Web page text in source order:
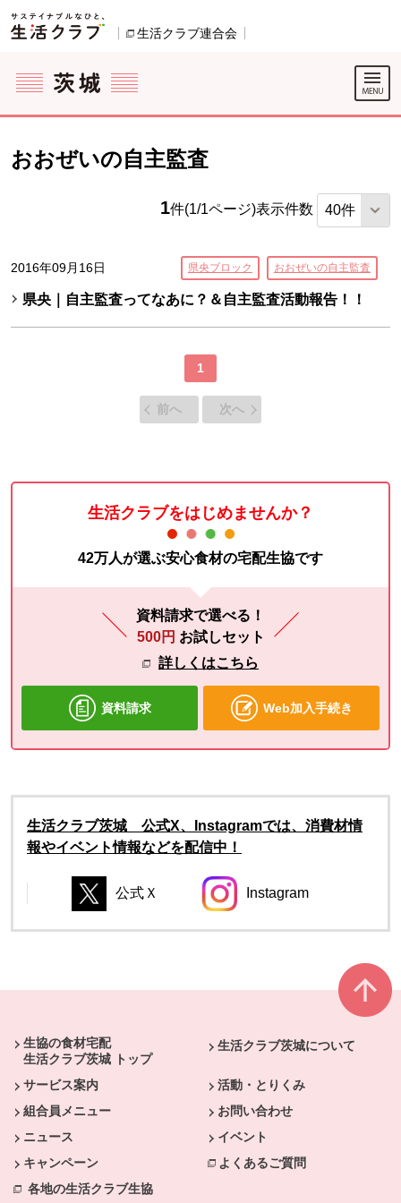
ページの先頭です。
生活クラブ連合会
ここからサイト内共通メニューです。
サイト内共通メニューをスキップする
サイト内共通メニューここまで。
おおぜいの自主監査
1件(1/1ページ)表示件数
2016年09月16日 県央ブロック おおぜいの自主監査
県央｜自主監査ってなあに？＆自主監査活動報告！！
1
前へ 次へ
生活クラブをはじめませんか？
42万人が選ぶ安心食材の宅配生協です
資料請求で選べる！
500円 お試しセット
詳しくはこちら
資料請求 Web加入手続き
生活クラブ茨城 公式X、Instagramでは、消費材情
報やイベント情報などを配信中！
別のウィンドウで開きます。
公式Ｘ
別のウィンドウで開きます。
別のウィンドウで開きます。
Instagram
別のウィンドウで開
生協の食材宅配
生活クラブ茨城 トップ
生活クラブ茨城について
サービス案内
活動・とりくみ
組合員メニュー
お問い合わせ
ニュース
イベント
キャンペーン
よくあるご質問
各地の生活クラブ生協